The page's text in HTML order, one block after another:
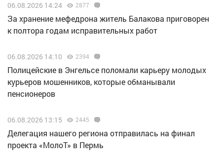
06.08.2026 14:24 2877
За хранение мефедрона житель Балакова приговорен
к полтора годам исправительных работ
06.08.2026 14:10 2394
Полицейские в Энгельсе поломали карьеру молодых
курьеров мошенников, которые обманывали
пенсионеров
06.08.2026 13:15 2445
Делегация нашего региона отправилась на финал
проекта «МолоТ» в Пермь